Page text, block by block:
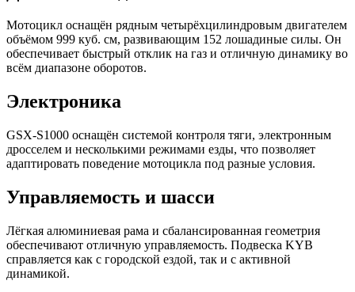
Мотоцикл оснащён рядным четырёхцилиндровым двигателем
объёмом 999 куб. см, развивающим 152 лошадиные силы. Он
обеспечивает быстрый отклик на газ и отличную динамику во
всём диапазоне оборотов.
Электроника
GSX-S1000 оснащён системой контроля тяги, электронным
дросселем и несколькими режимами езды, что позволяет
адаптировать поведение мотоцикла под разные условия.
Управляемость и шасси
Лёгкая алюминиевая рама и сбалансированная геометрия
обеспечивают отличную управляемость. Подвеска KYB
справляется как с городской ездой, так и с активной
динамикой.